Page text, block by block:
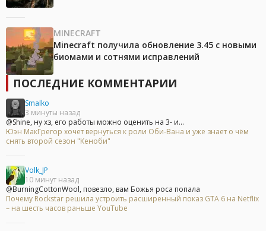
MINECRAFT
Minecraft получила обновление 3.45 с новыми
биомами и сотнями исправлений
ПОСЛЕДНИЕ КОММЕНТАРИИ
Smalko
3 минуты назад
@Shine, ну хз, его работы можно оценить на 3- и...
Юэн МакГрегор хочет вернуться к роли Оби-Вана и уже знает о чём
снять второй сезон "Кеноби"
Volk_JP
10 минут назад
@BurningCottonWool, повезло, вам Божья роса попала
Почему Rockstar решила устроить расширенный показ GTA 6 на Netflix
– на шесть часов раньше YouTube